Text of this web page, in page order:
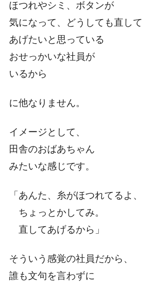
ほつれやシミ、ボタンが
気になって、どうしても直して
あげたいと思っている
おせっかいな社員が
いるから
に他なりません。
イメージとして、
田舎のおばあちゃん
みたいな感じです。
「あんた、糸がほつれてるよ、
ちょっとかしてみ。
直してあげるから」
そういう感覚の社員だから、
誰も文句を言わずに